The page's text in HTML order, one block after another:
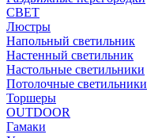
СВЕТ
Люстры
Напольный светильник
Настенный светильник
Настольные светильники
Потолочные светильники
Торшеры
OUTDOOR
Гамаки